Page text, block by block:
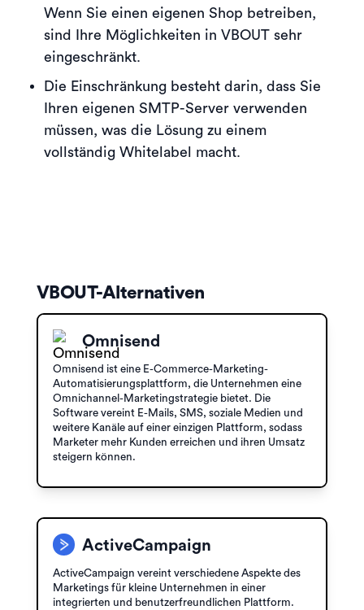
Wenn Sie einen eigenen Shop betreiben,
sind Ihre Möglichkeiten in VBOUT sehr
eingeschränkt.
Die Einschränkung besteht darin, dass Sie
Ihren eigenen SMTP-Server verwenden
müssen, was die Lösung zu einem
vollständig Whitelabel macht.
VBOUT-Alternativen
Omnisend
Omnisend ist eine E-Commerce-Marketing-
Automatisierungsplattform, die Unternehmen eine
Omnichannel-Marketingstrategie bietet. Die
Software vereint E-Mails, SMS, soziale Medien und
weitere Kanäle auf einer einzigen Plattform, sodass
Marketer mehr Kunden erreichen und ihren Umsatz
steigern können.
ActiveCampaign
ActiveCampaign vereint verschiedene Aspekte des
Marketings für kleine Unternehmen in einer
integrierten und benutzerfreundlichen Plattform.